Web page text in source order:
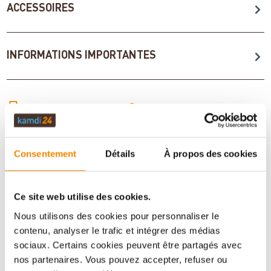
Consentement Détails À propos des cookies
Ce site web utilise des cookies.
Nous utilisons des cookies pour personnaliser le
contenu, analyser le trafic et intégrer des médias
sociaux. Certains cookies peuvent être partagés avec
nos partenaires. Vous pouvez accepter, refuser ou
ACCESSOIRES
INFORMATIONS IMPORTANTES